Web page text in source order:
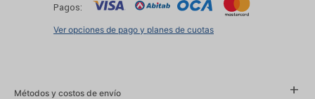
Pagos:
Ver opciones de pago y planes de cuotas
Métodos y costos de envío